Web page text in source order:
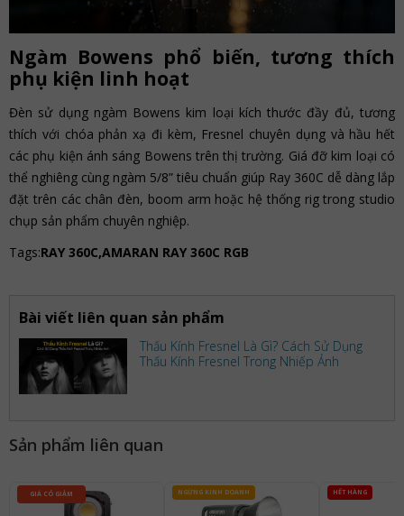
Ngàm Bowens phổ biến, tương thích
phụ kiện linh hoạt
Đèn sử dụng ngàm Bowens kim loại kích thước đầy đủ, tương
thích với chóa phản xạ đi kèm, Fresnel chuyên dụng và hầu hết
các phụ kiện ánh sáng Bowens trên thị trường. Giá đỡ kim loại có
thể nghiêng cùng ngàm 5/8” tiêu chuẩn giúp Ray 360C dễ dàng lắp
đặt trên các chân đèn, boom arm hoặc hệ thống rig trong studio
chụp sản phẩm chuyên nghiệp.
Tags:RAY 360C,AMARAN RAY 360C RGB
Bài viết liên quan sản phẩm
Thấu Kính Fresnel Là Gì? Cách Sử Dụng
Thấu Kính Fresnel Trong Nhiếp Ảnh
Sản phẩm liên quan
GIÁ CÓ GIẢM NGỪNG KINH DOANH HẾT HÀNG